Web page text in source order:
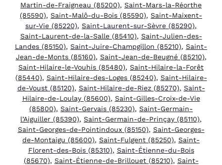
Martin-de-Fraigneau (85200), Saint-Mars-la-Réorthe
(85590), Saint-Malô-du-Bois (85590), Saint-Maixent-
sur-Vie (85220), Saint-Laurent-sur-Sèvre (85290),
Saint-Laurent-de-la-Salle (85410), Saint-Julien-des-
Landes (85150), Saint-Juire-Champgillon (85210), Saint-
Jean-de-Monts (85160), Saint-Jean-de-Beugné (85210),
Saint-Hilaire-le-Vouhis (85480), Saint-Hilaire-la-Forêt
(85440), Saint-Hilaire-des-Loges (85240), Saint-Hilaire-
de-Voust (85120), Saint-Hilaire-de-Riez (85270), Saint-
Hilaire-de-Loulay (85600), Saint-Gilles-Croix-de-Vie
(85800), Saint-Gervais (85230), Saint-Germain-
l’Aiguiller (85390), Saint-Germain-de-Prinçay (85110),
Saint-Georges-de-Pointindoux (85150), Saint-Georges-
de-Montaigu (85600), Saint-Fulgent (85250), Saint-
Florent-des-Bois (85310), Saint-Étienne-du-Bois
(85670), Saint-Étienne-de-Brillouet (85210), Saint-